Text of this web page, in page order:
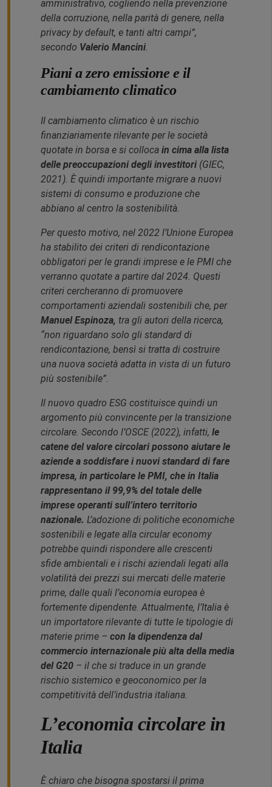
amministrativo, cogliendo nella prevenzione
della corruzione, nella parità di genere, nella
privacy by default, e tanti altri campi”,
secondo Valerio Mancini.
Piani a zero emissione e il
cambiamento climatico
Il cambiamento climatico è un rischio
finanziariamente rilevante per le società
quotate in borsa e si colloca in cima alla lista
delle preoccupazioni degli investitori (GIEC,
2021). È quindi importante migrare a nuovi
sistemi di consumo e produzione che
abbiano al centro la sostenibilità.
Per questo motivo, nel 2022 l’Unione Europea
ha stabilito dei criteri di rendicontazione
obbligatori per le grandi imprese e le PMI che
verranno quotate a partire dal 2024. Questi
criteri cercheranno di promuovere
comportamenti aziendali sostenibili che, per
Manuel Espinoza, tra gli autori della ricerca,
“non riguardano solo gli standard di
rendicontazione, bensì si tratta di costruire
una nuova società adatta in vista di un futuro
più sostenibile”.
Il nuovo quadro ESG costituisce quindi un
argomento più convincente per la transizione
circolare. Secondo l’OSCE (2022), infatti, le
catene del valore circolari possono aiutare le
aziende a soddisfare i nuovi standard di fare
impresa, in particolare le PMI, che in Italia
rappresentano il 99,9% del totale delle
imprese operanti sull’intero territorio
nazionale. L’adozione di politiche economiche
sostenibili e legate alla circular economy
potrebbe quindi rispondere alle crescenti
sfide ambientali e i rischi aziendali legati alla
volatilità dei prezzi sui mercati delle materie
prime, dalle quali l’economia europea è
fortemente dipendente. Attualmente, l’Italia è
un importatore rilevante di tutte le tipologie di
materie prime – con la dipendenza dal
commercio internazionale più alta della media
del G20 – il che si traduce in un grande
rischio sistemico e geoconomico per la
competitività dell’industria italiana.
L’economia circolare in
Italia
È chiaro che bisogna spostarsi il prima